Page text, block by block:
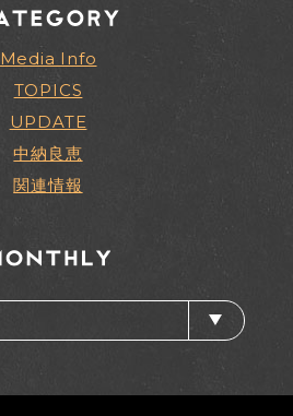
Media Info
TOPICS
UPDATE
中納良恵
関連情報